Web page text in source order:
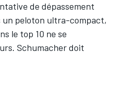
de dépassement
un peloton ultra-compact,
le top 10 ne se
Schumacher doit